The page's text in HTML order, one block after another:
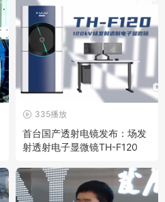
335播放
首台国产透射电镜发布：场发
射透射电子显微镜TH-F120